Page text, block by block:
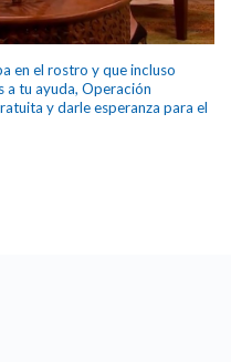
en el rostro y que incluso
a tu ayuda, Operación
y darle esperanza para el